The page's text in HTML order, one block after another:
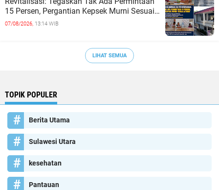
15 Persen, Pergantian Kepsek Murni Sesuai
Aturan
07/08/2026, 13:14 WIB
LIHAT SEMUA
TOPIK POPULER
Berita Utama
Sulawesi Utara
kesehatan
Pantauan